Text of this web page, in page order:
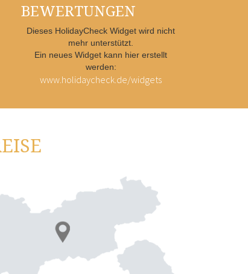
BEWERTUNGEN
Dieses HolidayCheck Widget wird nicht
mehr unterstützt.
Ein neues Widget kann hier erstellt
werden:
www.holidaycheck.de/widgets